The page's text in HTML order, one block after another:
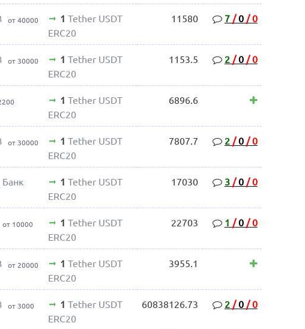
от 40000 1 Tether USDT
ERC20
11580 7 / 0 / 0
от 30000 1 Tether USDT
ERC20
1153.5 2 / 0 / 0
1 Tether USDT
ERC20
6896.6
от 30000 1 Tether USDT
ERC20
7807.7 2 / 0 / 0
Банк
1 Tether USDT
ERC20
17030 3 / 0 / 0
от 10000 1 Tether USDT
ERC20
22703 1 / 0 / 0
от 20000 1 Tether USDT
ERC20
3955.1
от 3000 1 Tether USDT
ERC20
60838126.73 2 / 0 / 0